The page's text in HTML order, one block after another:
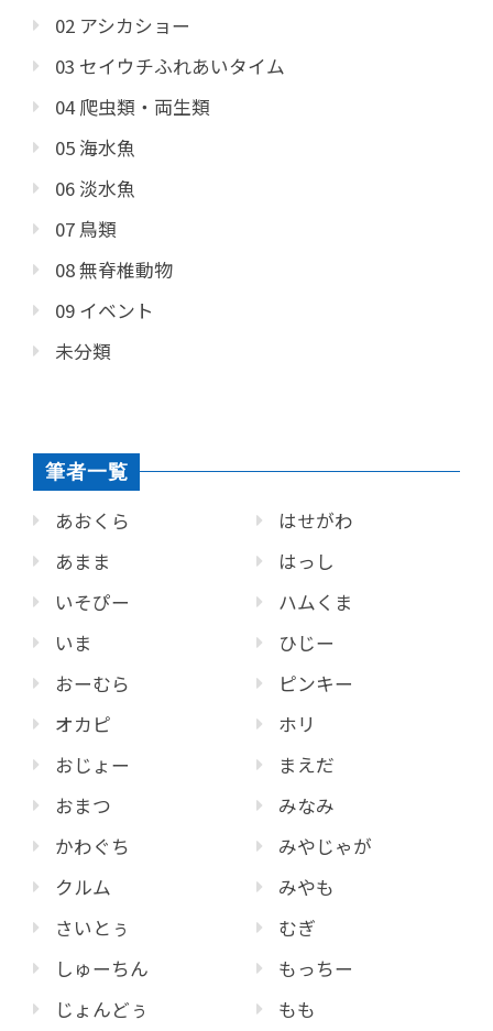
02 アシカショー
03 セイウチふれあいタイム
04 爬虫類・両生類
05 海水魚
06 淡水魚
07 鳥類
08 無脊椎動物
09 イベント
未分類
筆者一覧
あおくら
あまま
いそぴー
いま
おーむら
オカピ
おじょー
おまつ
かわぐち
クルム
さいとぅ
しゅーちん
じょんどぅ
はせがわ
はっし
ハムくま
ひじー
ピンキー
ホリ
まえだ
みなみ
みやじゃが
みやも
むぎ
もっちー
もも